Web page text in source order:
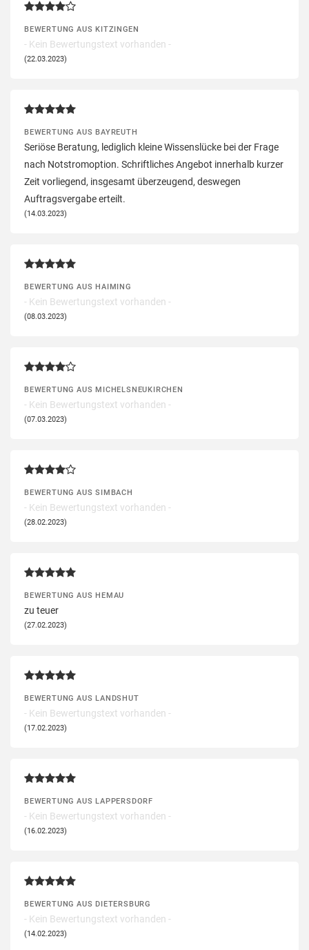
BEWERTUNG AUS KITZINGEN
- Kein Bewertungstext vorhanden -
(22.03.2023)
BEWERTUNG AUS BAYREUTH
Seriöse Beratung, lediglich kleine Wissenslücke bei der Frage
nach Notstromoption. Schriftliches Angebot innerhalb kurzer
Zeit vorliegend, insgesamt überzeugend, deswegen
Auftragsvergabe erteilt.
(14.03.2023)
BEWERTUNG AUS HAIMING
- Kein Bewertungstext vorhanden -
(08.03.2023)
BEWERTUNG AUS MICHELSNEUKIRCHEN
- Kein Bewertungstext vorhanden -
(07.03.2023)
BEWERTUNG AUS SIMBACH
- Kein Bewertungstext vorhanden -
(28.02.2023)
BEWERTUNG AUS HEMAU
zu teuer
(27.02.2023)
BEWERTUNG AUS LANDSHUT
- Kein Bewertungstext vorhanden -
(17.02.2023)
BEWERTUNG AUS LAPPERSDORF
- Kein Bewertungstext vorhanden -
(16.02.2023)
BEWERTUNG AUS DIETERSBURG
- Kein Bewertungstext vorhanden -
(14.02.2023)